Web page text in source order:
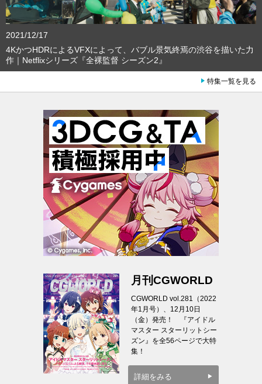
2021/12/17
4KかつHDRによるVFXによって、バブル景気終焉の渋谷を描いた力
作｜Netflixシリーズ『全裸監督 シーズン2』
特集一覧を見る
月刊CGWORLD
CGWORLD vol.281（2022
年1月号）、12月10日
（金）発売！ 『アイドル
マスター スターリットシー
ズン』を全56ページで大特
集！
詳細をみる